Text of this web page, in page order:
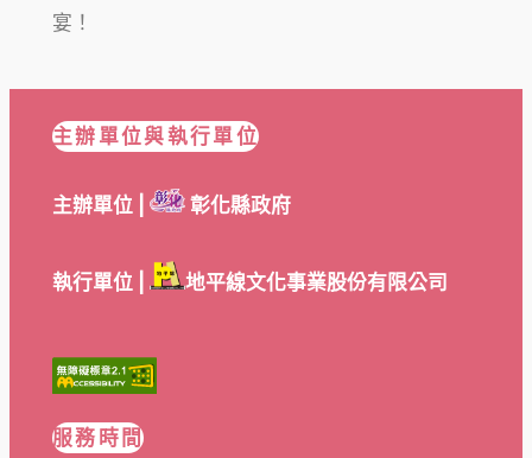
宴！
主辦單位與執行單位
主辦單位 | 彰化縣政府
執行單位 | 地平線文化事業股份有限公司
服務時間